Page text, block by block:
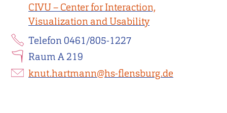
CIVU – Center for Interaction,
Visualization and Usability
Telefon 0461/805-1227
Raum A 219
knut.hartmann@hs-flensburg.de